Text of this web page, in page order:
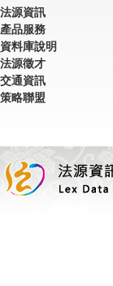
法源資訊
產品服務
資料庫說明
法源徵才
交通資訊
策略聯盟